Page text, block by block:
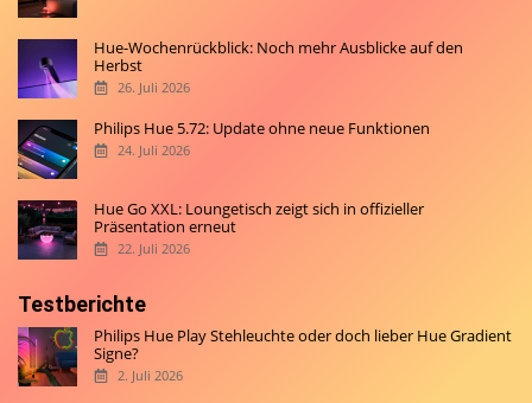
Hue-Wochenrückblick: Noch mehr Ausblicke auf den
Herbst
26. Juli 2026
Philips Hue 5.72: Update ohne neue Funktionen
24. Juli 2026
Hue Go XXL: Loungetisch zeigt sich in offizieller
Präsentation erneut
22. Juli 2026
Testberichte
Philips Hue Play Stehleuchte oder doch lieber Hue Gradient
Signe?
2. Juli 2026